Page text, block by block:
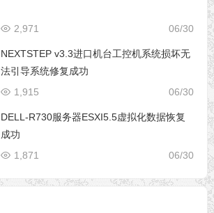
06/30
2,971
NEXTSTEP v3.3进口机台工控机系统损坏无
法引导系统修复成功
06/30
1,915
DELL-R730服务器ESXI5.5虚拟化数据恢复
成功
06/30
1,871